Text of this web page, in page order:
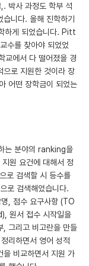
사 과정도 학부 석
니다. 올해 진학하기
하게 되었습니다. Pitt
수를 찾아야 되었었
교에서 다 떨어졌을 경
으로 지원한 것이라 장
어떤 장학금이 되었는
는 분야의 ranking을
원 요건에 대해서 정
검색할 시 등수를
로 검색해었습니다.
, 점수 요구사항 (TO
서 접수 시작일을
, 그리고 비고란을 만들
리하면서 영어 성적
을 비교하면서 지원 가